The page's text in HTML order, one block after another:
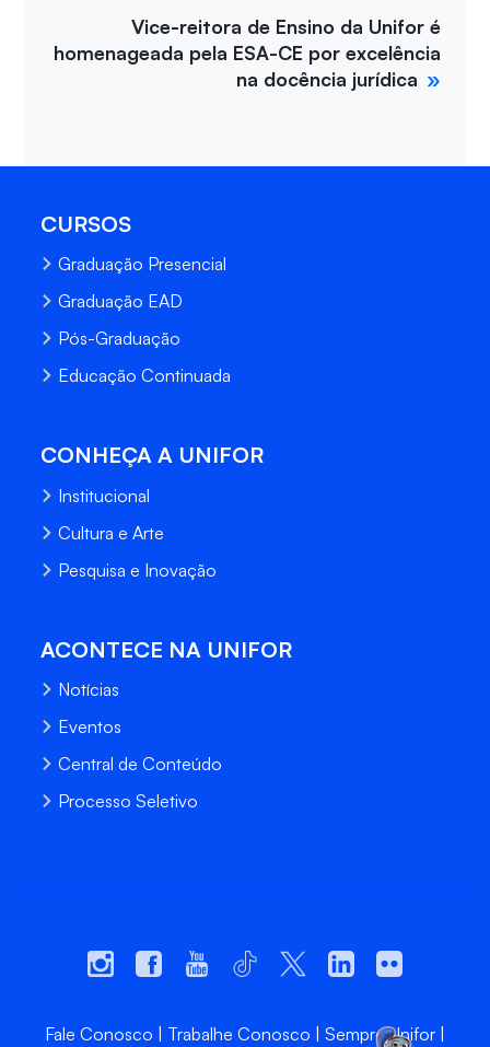
Vice-reitora de Ensino da Unifor é
homenageada pela ESA-CE por excelência
na docência jurídica
CURSOS
Graduação Presencial
Graduação EAD
Pós-Graduação
Educação Continuada
CONHEÇA A UNIFOR
Institucional
Cultura e Arte
Pesquisa e Inovação
ACONTECE NA UNIFOR
Notícias
Eventos
Central de Conteúdo
Processo Seletivo
Fale Conosco Trabalhe Conosco
Sempre Unifor